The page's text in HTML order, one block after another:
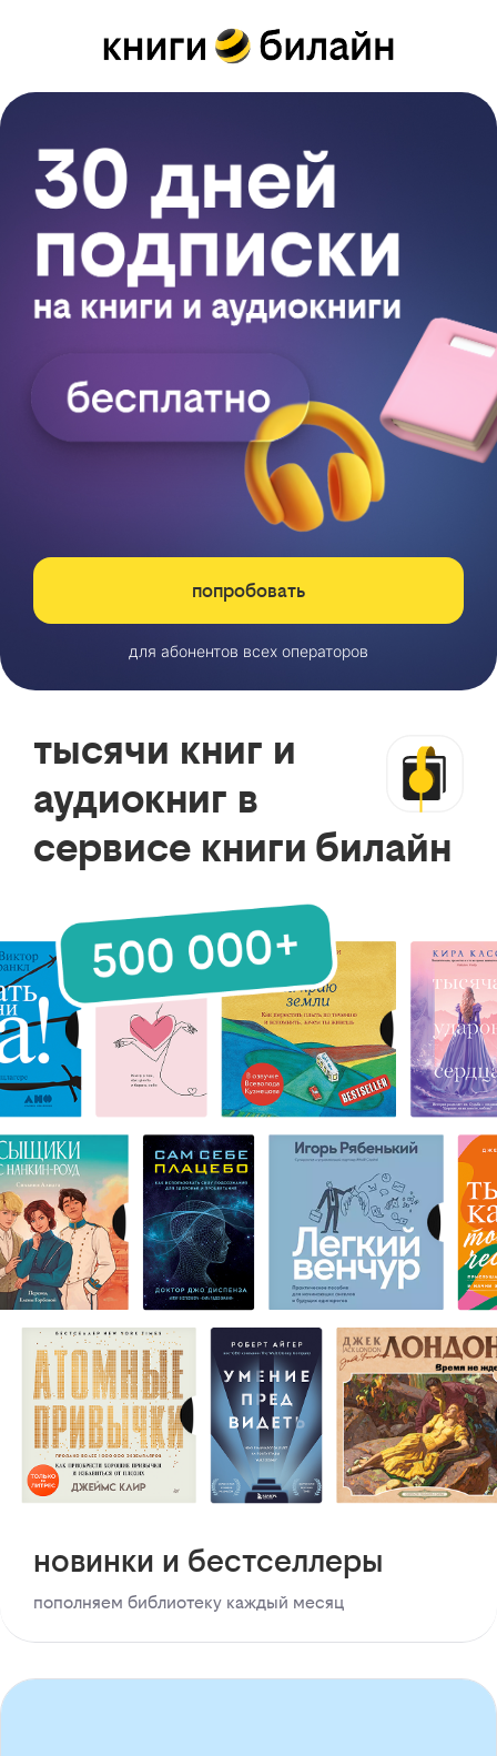
попробовать
для абонентов всех операторов
тысячи книг и
аудиокниг в
сервисе книги билайн
новинки и бестселлеры
пополняем библиотеку каждый месяц